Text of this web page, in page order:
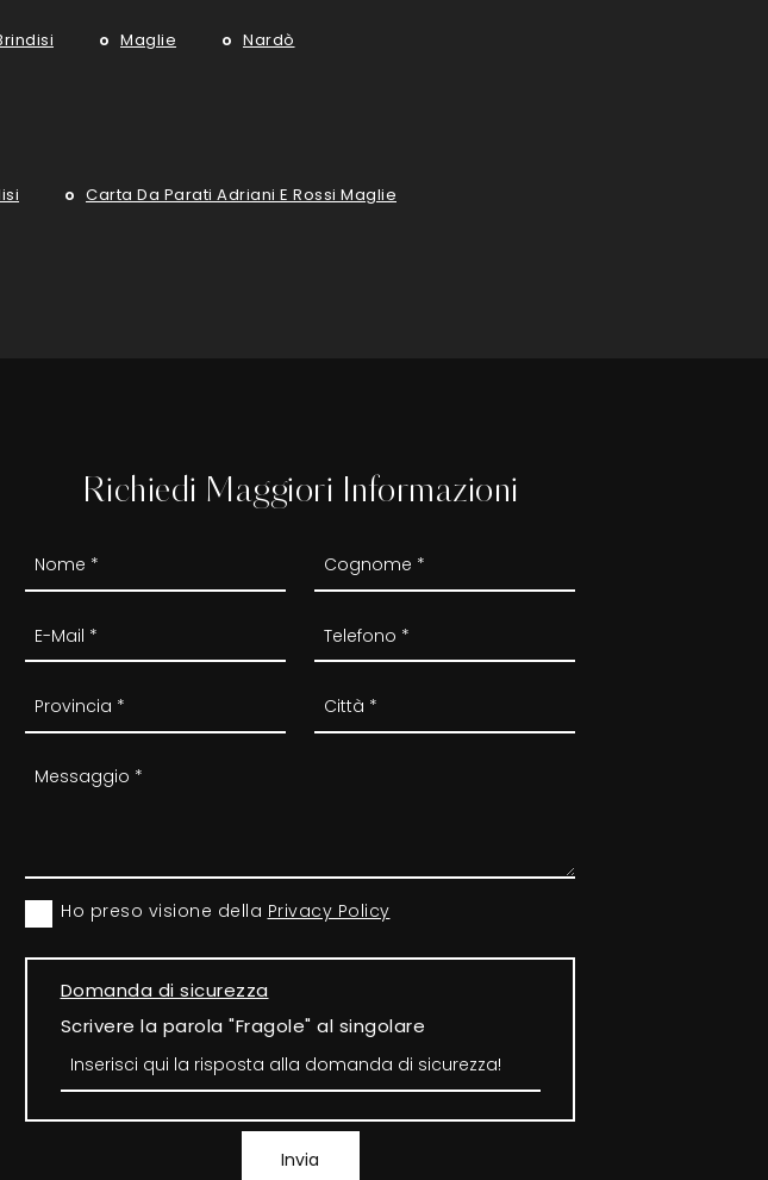
Maglie Nardò
Carta Da Parati Adriani E Rossi Maglie
Richiedi Maggiori Informazioni
Ho preso visione della Privacy Policy
Domanda di sicurezza
Scrivere la parola "Fragole" al singolare
Invia